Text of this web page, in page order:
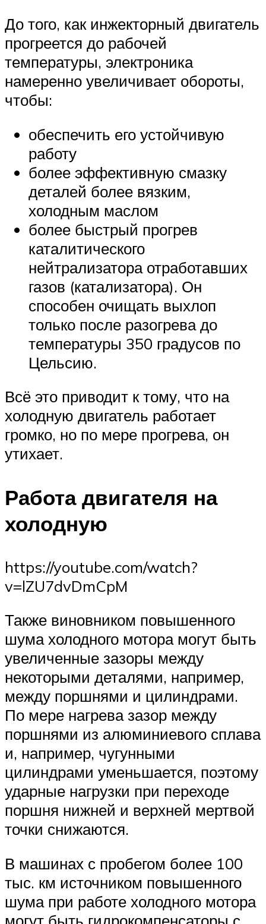
До того, как инжекторный двигатель
прогреется до рабочей
температуры, электроника
намеренно увеличивает обороты,
чтобы:
обеспечить его устойчивую
работу
более эффективную смазку
деталей более вязким,
холодным маслом
более быстрый прогрев
каталитического
нейтрализатора отработавших
газов (катализатора). Он
способен очищать выхлоп
только после разогрева до
температуры 350 градусов по
Цельсию.
Всё это приводит к тому, что на
холодную двигатель работает
громко, но по мере прогрева, он
утихает.
Работа двигателя на
холодную
https://youtube.com/watch?
v=lZU7dvDmCpM
Также виновником повышенного
шума холодного мотора могут быть
увеличенные зазоры между
некоторыми деталями, например,
между поршнями и цилиндрами.
По мере нагрева зазор между
поршнями из алюминиевого сплава
и, например, чугунными
цилиндрами уменьшается, поэтому
ударные нагрузки при переходе
поршня нижней и верхней мертвой
точки снижаются.
В машинах с пробегом более 100
тыс. км источником повышенного
шума при работе холодного мотора